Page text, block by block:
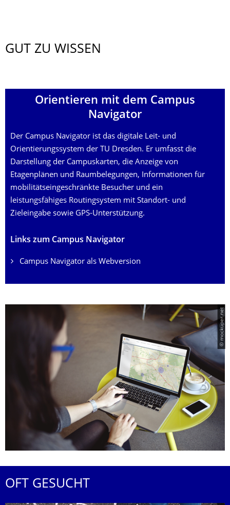
GUT ZU WISSEN
Orientieren mit dem Campus
Navigator
Der Campus Navigator ist das digitale Leit- und
Orientierungssystem der TU Dresden. Er umfasst die
Darstellung der Campuskarten, die Anzeige von
Etagenplänen und Raumbelegungen, Informationen für
mobilitätseingeschränkte Besucher und ein
leistungsfähiges Routingsystem mit Standort- und
Zieleingabe sowie GPS-Unterstützung.
Links zum Campus Navigator
Campus Navigator als Webversion
© mockuper.net
OFT GESUCHT